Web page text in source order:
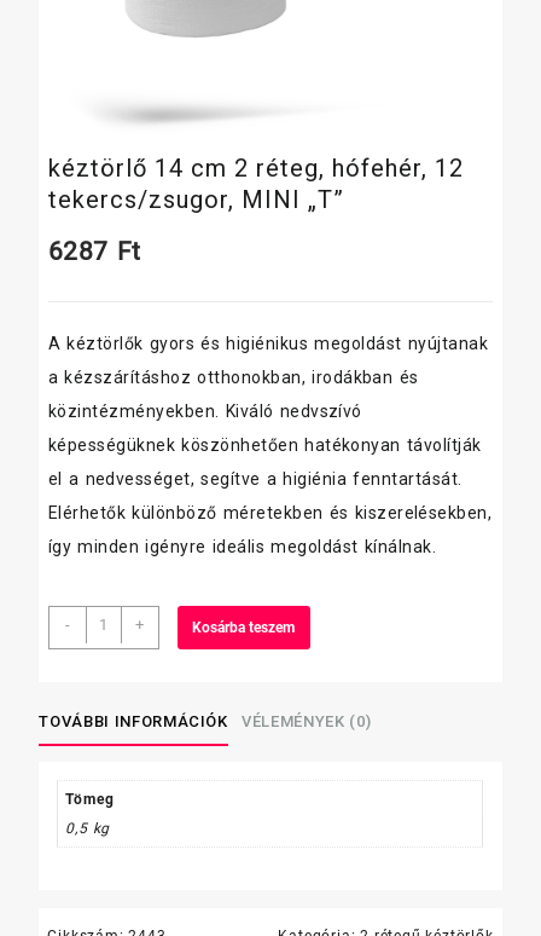
kéztörlő 14 cm 2 réteg, hófehér, 12
tekercs/zsugor, MINI „T”
6287 Ft
A kéztörlők gyors és higiénikus megoldást nyújtanak
a kézszárításhoz otthonokban, irodákban és
közintézményekben. Kiváló nedvszívó
képességüknek köszönhetően hatékonyan távolítják
el a nedvességet, segítve a higiénia fenntartását.
Elérhetők különböző méretekben és kiszerelésekben,
így minden igényre ideális megoldást kínálnak.
-
kéztörlő
14
réteg,
hófehér,
tekercs/zsugor,
MINI
"T"
+ Kosárba teszem
TOVÁBBI INFORMÁCIÓK VÉLEMÉNYEK (0)
Tömeg
0,5 kg